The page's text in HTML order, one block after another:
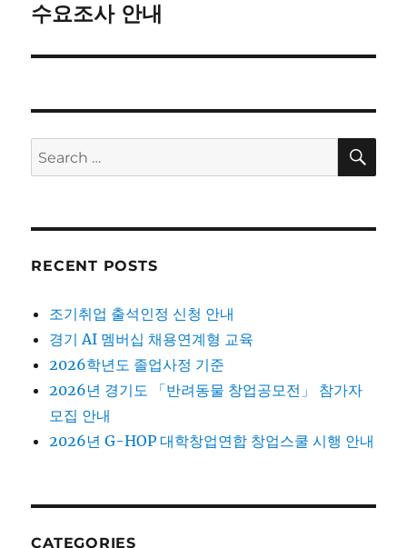
post:
수요조사 안내
Search
for:
RECENT POSTS
조기취업 출석인정 신청 안내
경기 AI 멤버십 채용연계형 교육
2026학년도 졸업사정 기준
2026년 경기도 「반려동물 창업공모전」 참가자
모집 안내
2026년 G-HOP 대학창업연합 창업스쿨 시행 안내
CATEGORIES